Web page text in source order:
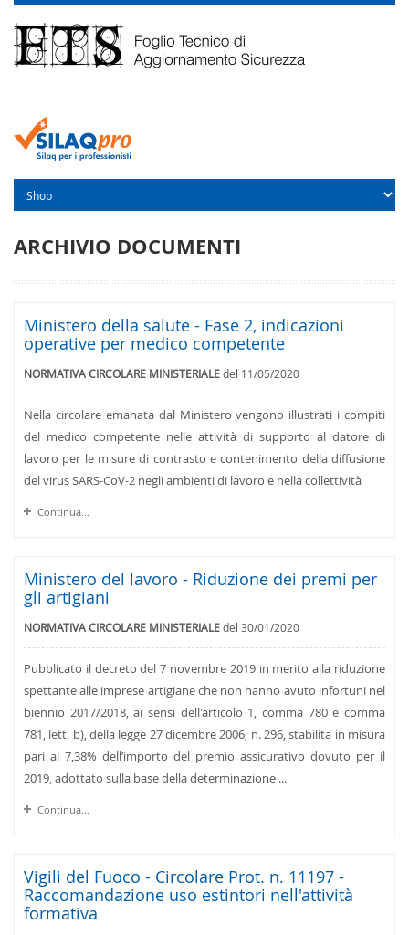
ARCHIVIO DOCUMENTI
Ministero della salute - Fase 2, indicazioni
operative per medico competente
NORMATIVA CIRCOLARE MINISTERIALEdel 11/05/2020
Nella circolare emanata dal Ministero vengono illustrati i compiti
del medico competente nelle attività di supporto al datore di
lavoro per le misure di contrasto e contenimento della diffusione
del virus SARS-CoV-2 negli ambienti di lavoro e nella collettività
Continua...
Ministero del lavoro - Riduzione dei premi per
gli artigiani
NORMATIVA CIRCOLARE MINISTERIALEdel 30/01/2020
Pubblicato il decreto del 7 novembre 2019 in merito alla riduzione
spettante alle imprese artigiane che non hanno avuto infortuni nel
biennio 2017/2018, ai sensi dell'articolo 1, comma 780 e comma
781, lett. b), della legge 27 dicembre 2006, n. 296, stabilita in misura
pari al 7,38% dell’importo del premio assicurativo dovuto per il
2019, adottato sulla base della determinazione ...
Continua...
Vigili del Fuoco - Circolare Prot. n. 11197 -
Raccomandazione uso estintori nell'attività
formativa